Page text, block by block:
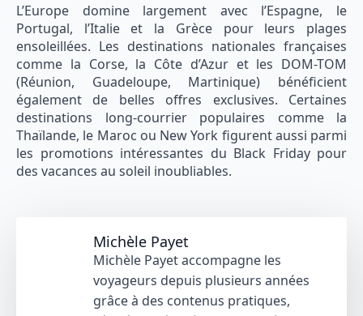
L’Europe domine largement avec l’Espagne, le
Portugal, l’Italie et la Grèce pour leurs plages
ensoleillées. Les destinations nationales françaises
comme la Corse, la Côte d’Azur et les DOM-TOM
(Réunion, Guadeloupe, Martinique) bénéficient
également de belles offres exclusives. Certaines
destinations long-courrier populaires comme la
Thaïlande, le Maroc ou New York figurent aussi parmi
les promotions intéressantes du Black Friday pour
des vacances au soleil inoubliables.
Michèle Payet
Michèle Payet accompagne les
voyageurs depuis plusieurs années
grâce à des contenus pratiques,